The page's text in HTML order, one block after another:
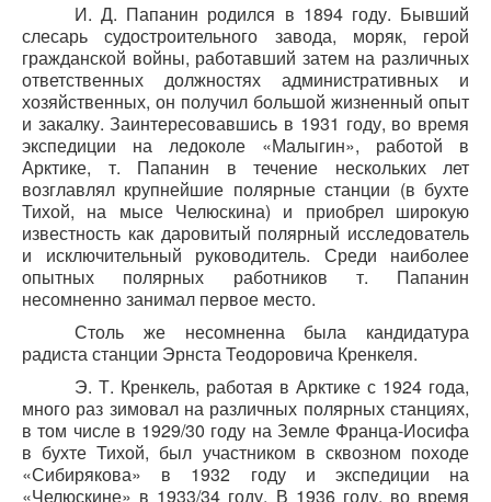
И. Д. Папанин родился в 1894 году. Бывший
слесарь судостроительного завода, моряк, герой
гражданской войны, работавший затем на различных
ответственных должностях административных и
хозяйственных, он получил большой жизненный опыт
и закалку. Заинтересовавшись в 1931 году, во время
экспедиции на ледоколе «Малыгин», работой в
Арктике, т. Папанин в течение нескольких лет
возглавлял крупнейшие полярные станции (в бухте
Тихой, на мысе Челюскина) и приобрел широкую
известность как даровитый полярный исследователь
и исключительный руководитель. Среди наиболее
опытных полярных работников т. Папанин
несомненно занимал первое место.
Столь же несомненна была кандидатура
радиста станции Эрнста Теодоровича Кренкеля.
Э. Т. Кренкель, работая в Арктике с 1924 года,
много раз зимовал на различных полярных станциях,
в том числе в 1929/30 году на Земле Франца-Иосифа
в бухте Тихой, был участником в сквозном походе
«Сибирякова» в 1932 году и экспедиции на
«Челюскине» в 1933/34 году. В 1936 году, во время